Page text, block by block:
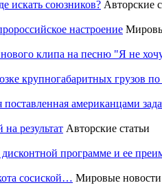
искать союзников? Авторские
настроение
нового клипа на песню "Я не
крупногабаритных грузов
американцами
результат Авторские статьи
программе и ее
сосиской… Мировые новости